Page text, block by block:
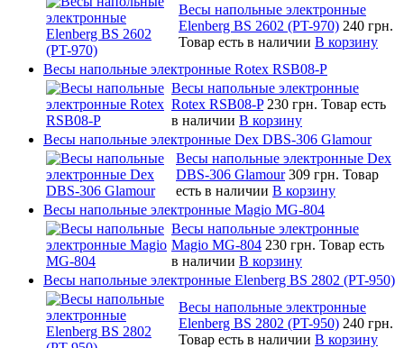
Весы напольные электронные
Elenberg BS 2602 (PT-970) 240 грн.
Товар есть в наличии В корзину
Весы напольные электронные Rotex RSB08-P
Весы напольные электронные
Rotex RSB08-P 230 грн. Товар есть
в наличии В корзину
Весы напольные электронные Dex DBS-306 Glamour
Весы напольные электронные Dex
DBS-306 Glamour 309 грн. Товар
есть в наличии В корзину
Весы напольные электронные Magio MG-804
Весы напольные электронные
Magio MG-804 230 грн. Товар есть
в наличии В корзину
Весы напольные электронные Elenberg BS 2802 (PT-950)
Весы напольные электронные
Elenberg BS 2802 (PT-950) 240 грн.
Товар есть в наличии В корзину